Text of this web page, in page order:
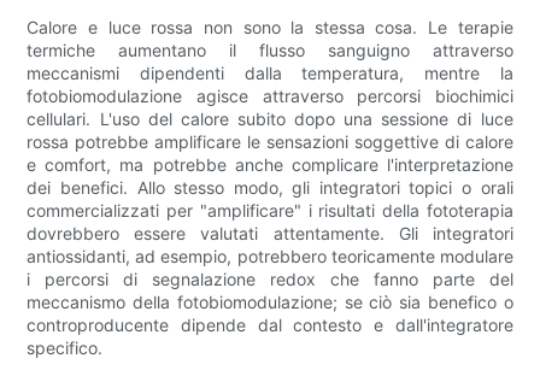
Calore e luce rossa non sono la stessa cosa. Le terapie
termiche aumentano il flusso sanguigno attraverso
meccanismi dipendenti dalla temperatura, mentre la
fotobiomodulazione agisce attraverso percorsi biochimici
cellulari. L'uso del calore subito dopo una sessione di luce
rossa potrebbe amplificare le sensazioni soggettive di calore
e comfort, ma potrebbe anche complicare l'interpretazione
dei benefici. Allo stesso modo, gli integratori topici o orali
commercializzati per "amplificare" i risultati della fototerapia
dovrebbero essere valutati attentamente. Gli integratori
antiossidanti, ad esempio, potrebbero teoricamente modulare
i percorsi di segnalazione redox che fanno parte del
meccanismo della fotobiomodulazione; se ciò sia benefico o
controproducente dipende dal contesto e dall'integratore
specifico.